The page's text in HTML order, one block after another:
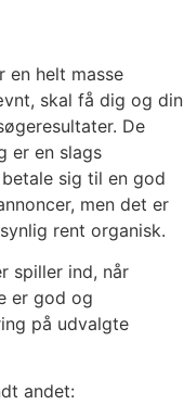
en helt masse
skal få dig og din
De
er en slags
sig til en god
men det er
rent organisk.
spiller ind, når
er god og
på udvalgte
andet: